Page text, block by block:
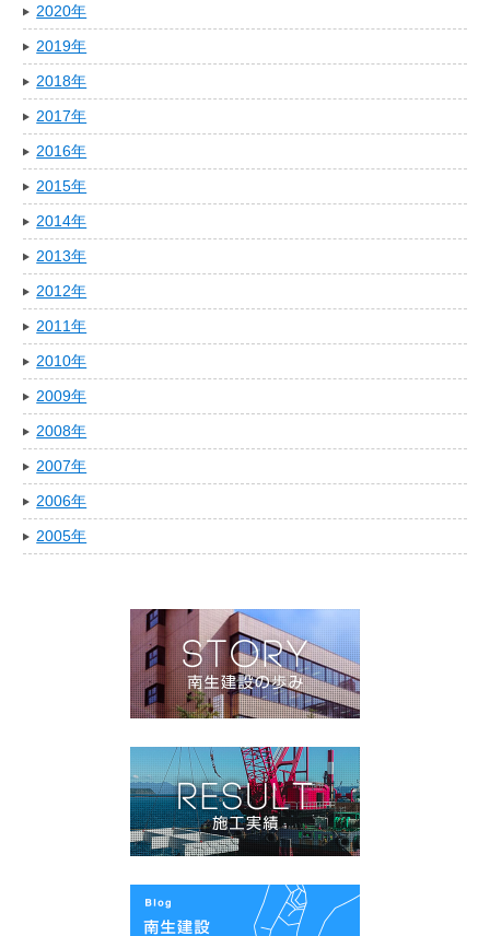
2020年
2019年
2018年
2017年
2016年
2015年
2014年
2013年
2012年
2011年
2010年
2009年
2008年
2007年
2006年
2005年